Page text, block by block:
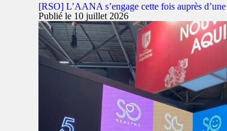
[RSO] L’AANA s’engage cette fois auprès
Publié le 10 juillet 2026